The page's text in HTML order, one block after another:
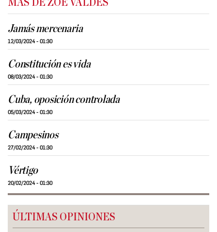
MÁS DE ZOÉ VALDÉS
Jamás mercenaria
12/03/2024 - 01:30
Constitución es vida
08/03/2024 - 01:30
Cuba, oposición controlada
05/03/2024 - 01:30
Campesinos
27/02/2024 - 01:30
Vértigo
20/02/2024 - 01:30
ÚLTIMAS OPINIONES